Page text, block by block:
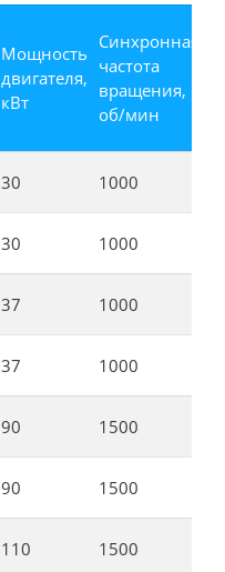
Мощность
двигателя,
кВт
Синхронная
частота
вращения,
об/мин
30 1000
30 1000
37 1000
37 1000
90 1500
90 1500
110 1500